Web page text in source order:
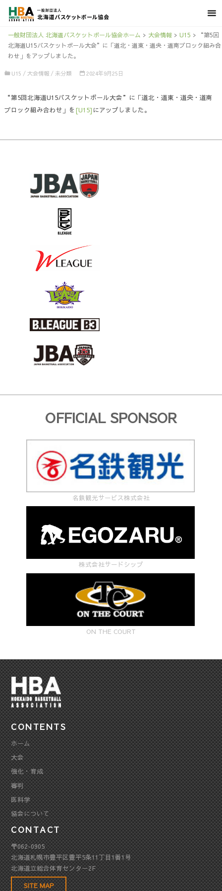
一般財団法人 北海道バスケットボール協会ホーム > 大会情報 > U15 >
“第5回
北海道U15バスケットボール大会”に「道北・道東・道央・道南ブロック組み合
わせ」をアップしました。
U15 / 大会情報 / 未分類 2024年9月25日
“第5回北海道U15バスケットボール大会”に「道北・道東・道央・道南
ブロック組み合わせ」を[U15] にアップしました。
OFFICIAL SPONSOR
名鉄観光サービス株式会社
株式会社サードシップ
ON THE COURT
CONTENTS
ホーム
大会
強化・育成
審判
医科学
協会について
CONTACT
〒062-0905
北海道札幌市豊平区豊平5条11丁目1番1号
北海道立総合体育センター2F
SITE MAP